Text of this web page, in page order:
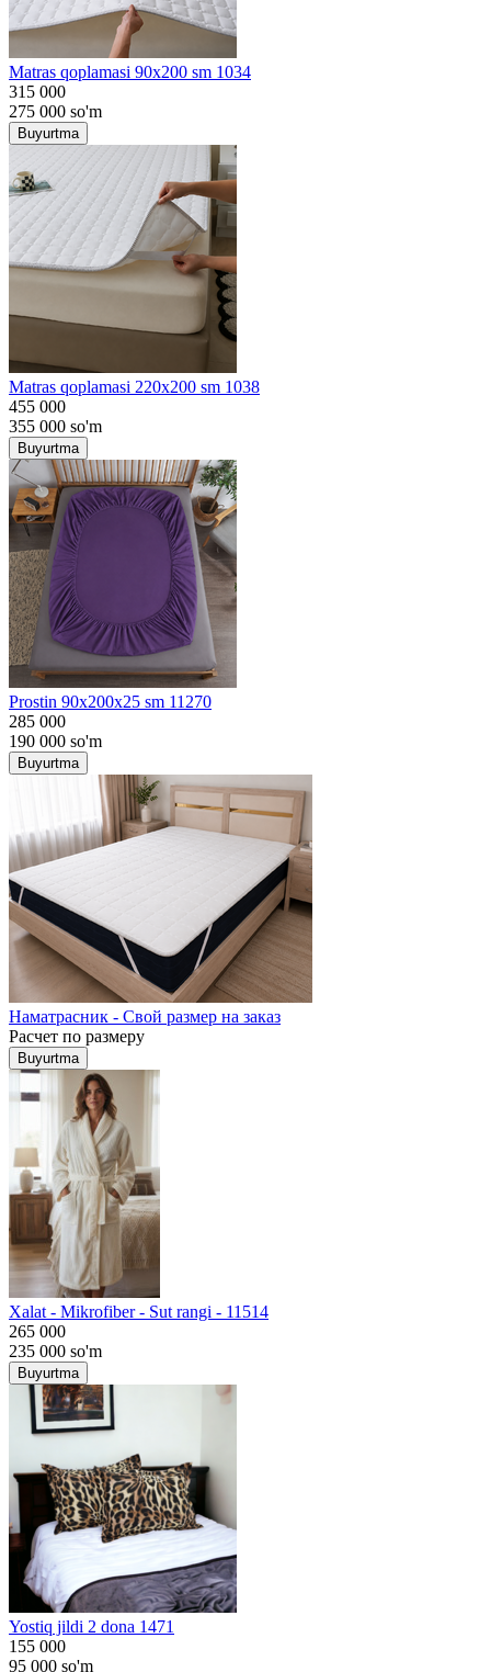
Matras qoplamasi 90x200 sm 1034
315 000
275 000 so'm
Buyurtma
Matras qoplamasi 220x200 sm 1038
455 000
355 000 so'm
Buyurtma
Prostin 90x200x25 sm 11270
285 000
190 000 so'm
Buyurtma
Наматрасник - Свой размер на заказ
Расчет по размеру
Buyurtma
Хalat - Mikrofiber - Sut rangi - 11514
265 000
235 000 so'm
Buyurtma
Yostiq jildi 2 dona 1471
155 000
95 000 so'm